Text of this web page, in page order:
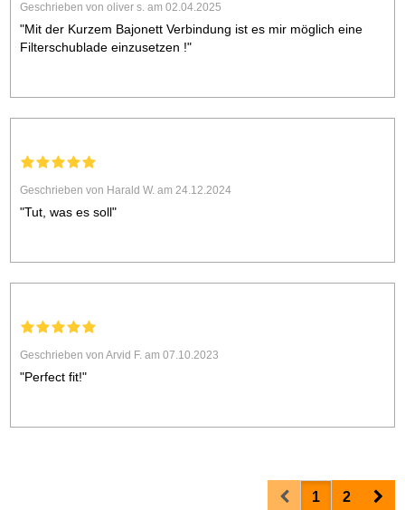
Geschrieben von oliver s. am 02.04.2025
"Mit der Kurzem Bajonett Verbindung ist es mir möglich eine
Filterschublade einzusetzen !"
Geschrieben von Harald W. am 24.12.2024
"Tut, was es soll"
Geschrieben von Arvid F. am 07.10.2023
"Perfect fit!"
Prev1 2